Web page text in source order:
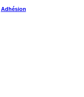
Adhésion